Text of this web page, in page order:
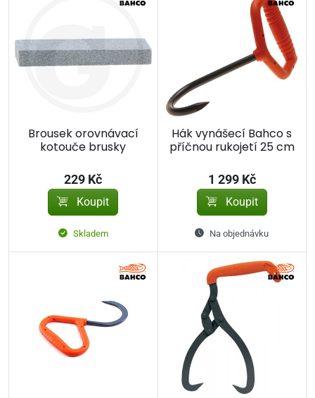
Brousek orovnávací
kotouče brusky
229 Kč
Koupit
Skladem
Hák vynášecí Bahco s
příčnou rukojetí 25 cm
1 299 Kč
Koupit
Na objednávku